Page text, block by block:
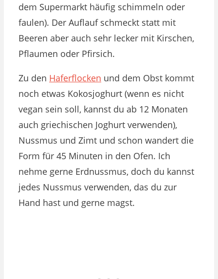
dem Supermarkt häufig schimmeln oder
faulen). Der Auflauf schmeckt statt mit
Beeren aber auch sehr lecker mit Kirschen,
Pflaumen oder Pfirsich.
Zu den Haferflocken und dem Obst kommt
noch etwas Kokosjoghurt (wenn es nicht
vegan sein soll, kannst du ab 12 Monaten
auch griechischen Joghurt verwenden),
Nussmus und Zimt und schon wandert die
Form für 45 Minuten in den Ofen. Ich
nehme gerne Erdnussmus, doch du kannst
jedes Nussmus verwenden, das du zur
Hand hast und gerne magst.